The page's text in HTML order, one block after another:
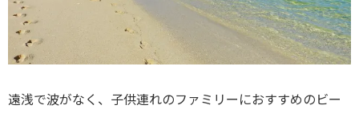
遠浅で波がなく、子供連れのファミリーにおすすめのビー